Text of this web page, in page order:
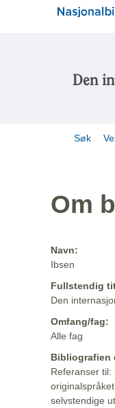
Den
Søk
Om
Navn:
Ibsen
Fullstendig
Den
Omfang/fag:
Alle fag
Bibliografien
Referanser til:
selvstendige